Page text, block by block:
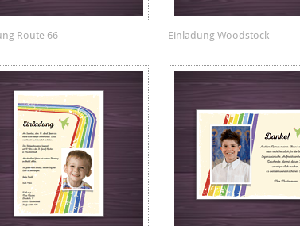
Route 66 Einladung Woodstock